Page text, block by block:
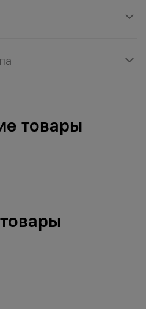
товары